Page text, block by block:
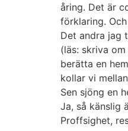
åring. Det är
förklaring.
Det andra jag
(läs: skriva
berätta en
kollar vi
Sen sjöng en
Ja, så känslig
Proffsighet,